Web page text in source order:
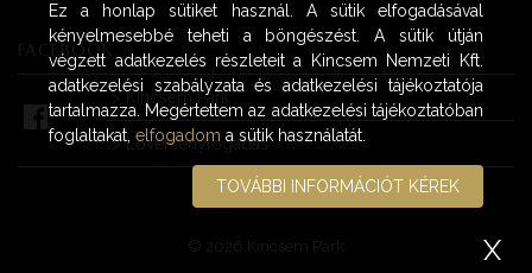
FACEBOOK
>Kincsem Park
>Lóversenyfogadás
© 2026 Kincsem Park
Ez a honlap sütiket használ. A sütik elfogadásával
kényelmesebbé teheti a böngészést. A sütik útján
végzett adatkezelés részleteit a Kincsem Nemzeti Kft.
adatkezelési szabályzata és adatkezelési tájékoztatója
tartalmazza. Megértettem az adatkezelési tájékoztatóban
foglaltakat,elfogadom a sütik használatát.
TOVÁBBI INFORMÁCIÓT KÉREK
X